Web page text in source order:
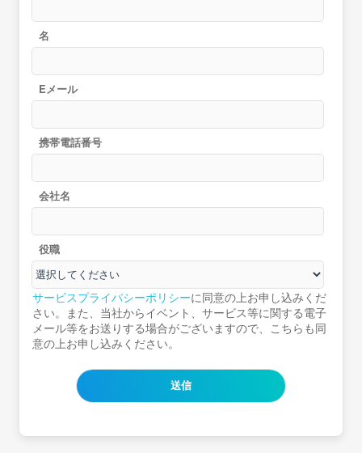
名
Eメール
携帯電話番号
会社名
役職
サービスプライバシーポリシーに同意の上お申し込みくだ
さい。また、当社からイベント、サービス等に関する電子
メール等をお送りする場合がございますので、こちらも同
意の上お申し込みください。